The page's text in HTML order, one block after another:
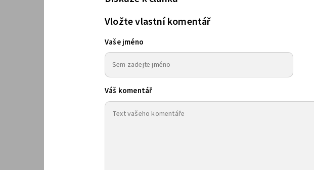
Vložte vlastní komentář
Vaše jméno
Váš komentář